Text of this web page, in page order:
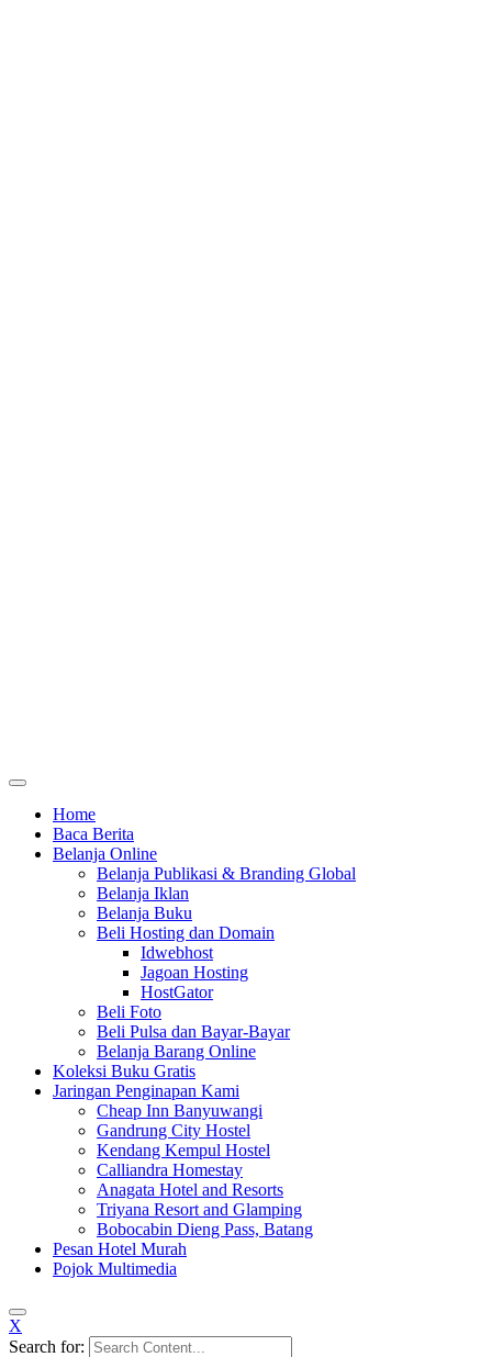
Home
Baca Berita
Belanja Online
Belanja Publikasi & Branding Global
Belanja Iklan
Belanja Buku
Beli Hosting dan Domain
Idwebhost
Jagoan Hosting
HostGator
Beli Foto
Beli Pulsa dan Bayar-Bayar
Belanja Barang Online
Koleksi Buku Gratis
Jaringan Penginapan Kami
Cheap Inn Banyuwangi
Gandrung City Hostel
Kendang Kempul Hostel
Calliandra Homestay
Anagata Hotel and Resorts
Triyana Resort and Glamping
Bobocabin Dieng Pass, Batang
Pesan Hotel Murah
Pojok Multimedia
X
Search for: